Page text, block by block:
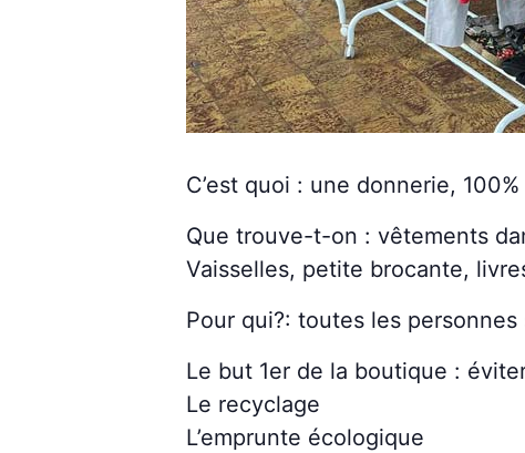
C’est quoi : une donnerie,
Que trouve-t-on : vêtements
Vaisselles, petite brocante,
Pour qui?: toutes les
Le but 1er de la boutique :
Le recyclage
L’emprunte écologique